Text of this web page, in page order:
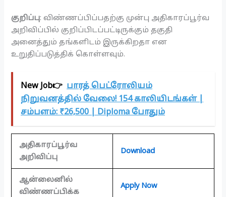
குறிப்பு: விண்ணப்பிப்பதற்கு முன்பு அதிகாரப்பூர்வ
அறிவிப்பில் குறிப்பிடப்பட்டிருக்கும் தகுதி
அனைத்தும் தங்களிடம் இருக்கிறதா என
உறுதிப்படுத்திக் கொள்ளவும்.
New Job👉 பாரத் பெட்ரோலியம்
நிறுவனத்தில் வேலை! 154 காலியிடங்கள் |
சம்பளம்: ₹26,500 | Diploma போதும்
அதிகாரப்பூர்வ
அறிவிப்பு
Download
ஆன்லைனில்
விண்ணப்பிக்க
Apply Now